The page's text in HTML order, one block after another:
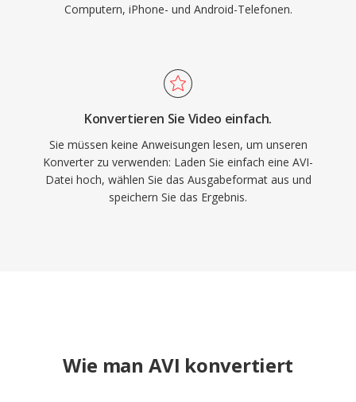
Computern, iPhone- und Android-Telefonen.
Konvertieren Sie Video einfach.
Sie müssen keine Anweisungen lesen, um unseren
Konverter zu verwenden: Laden Sie einfach eine AVI-
Datei hoch, wählen Sie das Ausgabeformat aus und
speichern Sie das Ergebnis.
Wie man AVI konvertiert